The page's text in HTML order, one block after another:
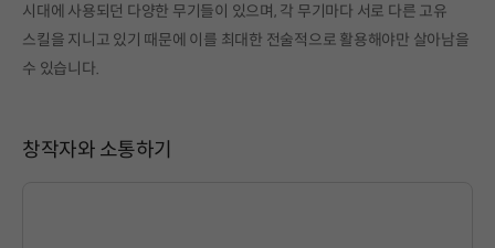
시대에 사용되던 다양한 무기들이 있으며, 각 무기마다 서로 다른 고유
스킬을 지니고 있기 때문에 이를 최대한 전술적으로 활용해야만 살아남을
수 있습니다.
창작자와 소통하기